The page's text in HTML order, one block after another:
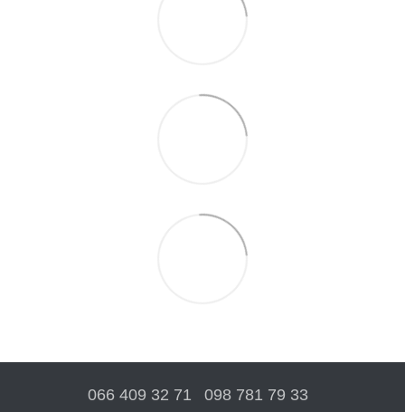
066 409 32 71 098 781 79 33